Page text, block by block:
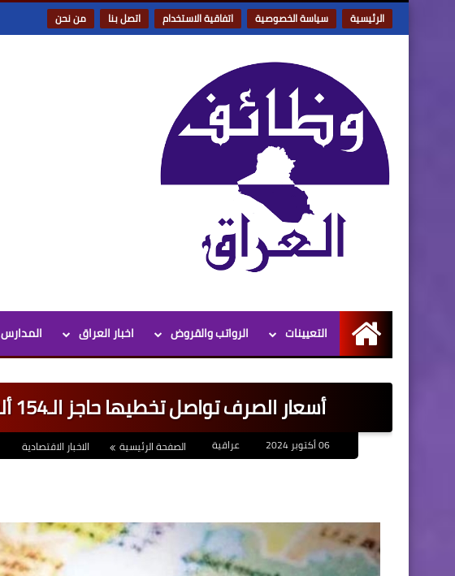
الرئيسية سياسة الخصوصية اتفاقية الاستخدام اتصل بنا من نحن
الرئيسية
التعيينات الرواتب والقروض اخبار العراق المدارس
أسعار الصرف تواصل تخطيها حاجز الـ154 ألفا لكل مائة دولار في العراق
عراقية الصفحة الرئيسية الاخبار الاقتصادية